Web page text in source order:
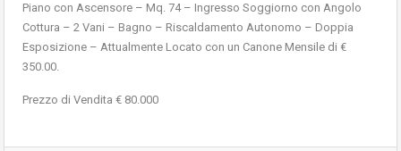
Piano con Ascensore – Mq. 74 – Ingresso Soggiorno con Angolo
Cottura – 2 Vani – Bagno – Riscaldamento Autonomo – Doppia
Esposizione – Attualmente Locato con un Canone Mensile di €
350.00.
Prezzo di Vendita € 80.000